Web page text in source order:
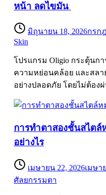
หน้า ลดไขมัน
มิถุนายน 18, 2026กรก
Skin
โปรแกรม Oligio กระตุ้นก
ความหย่อนคล้อย และสล
อย่างปลอดภัย โดยไม่ต้อง
การทำตาสองชั้นสไตล์
อย่างไร
เมษายน 22, 2026เมษา
ศัลยกรรมตา